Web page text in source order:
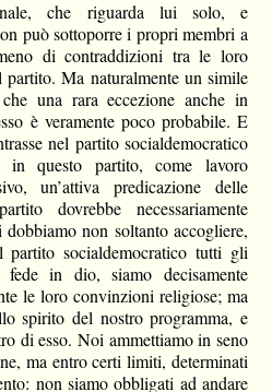
che riguarda lui solo, e
può sottoporre i propri membri a
di contraddizioni tra le loro
Ma naturalmente un simile
una rara eccezione anche in
è veramente poco probabile. E
nel partito socialdemocratico
in questo partito, come lavoro
un’attiva predicazione delle
dovrebbe necessariamente
non soltanto accogliere,
partito socialdemocratico tutti gli
in dio, siamo decisamente
le loro convinzioni religiose; ma
spirito del nostro programma, e
di esso. Noi ammettiamo in seno
ma entro certi limiti, determinati
non siamo obbligati ad andare